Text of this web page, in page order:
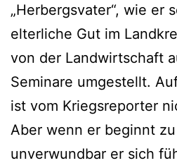
„Herbergsvater“, wie er
elterliche Gut im
von der Landwirtschaft
Seminare umgestellt.
ist vom Kriegsreporter
Aber wenn er beginnt
unverwundbar er sich